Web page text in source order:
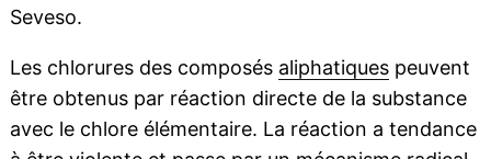
Seveso.
Les chlorures des composés aliphatiquespeuvent
être obtenus par réaction directe de la substance
avec le chlore élémentaire. La réaction a tendance